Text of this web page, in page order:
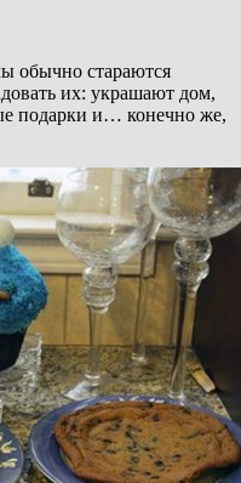
обычно стараются
их: украшают дом,
подарки и… конечно же,